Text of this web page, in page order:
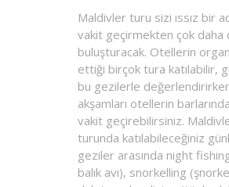
Maldivler turu sizi ıssız bir
vakit geçirmekten çok daha
buluşturacak. Otellerin
ettiği birçok tura katılabilir,
bu gezilerle
akşamları otellerin
vakit geçirebilirsiniz.
turunda katılabileceğiniz
geziler arasında night
balık avı), snorkelling